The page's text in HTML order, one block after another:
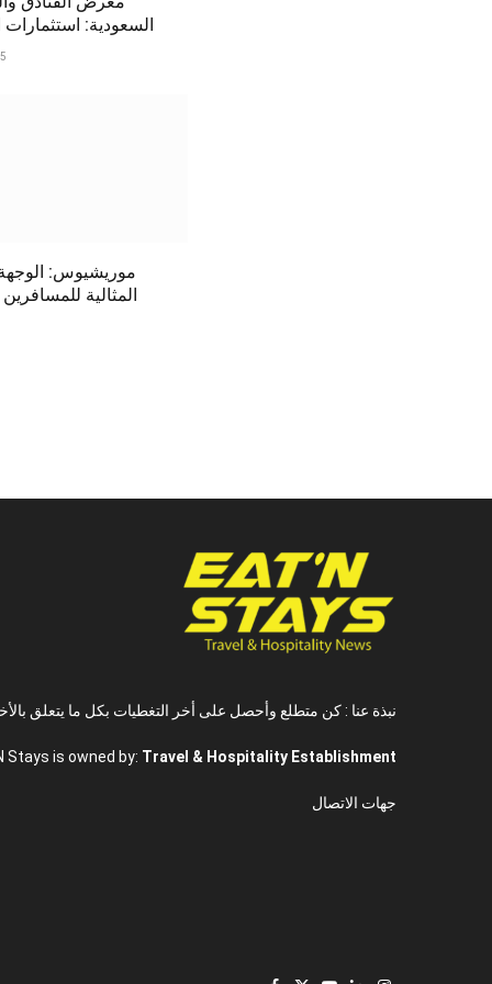
السعودية: استثمارات
موريشيوس: الوجهة
المثالية
نبذة عنا : كن متطلع وأحصل على أخر التغطيات بكل ما يتعلق
Stays is owned by: Travel & Hospitality Establishment
جهات الاتصال